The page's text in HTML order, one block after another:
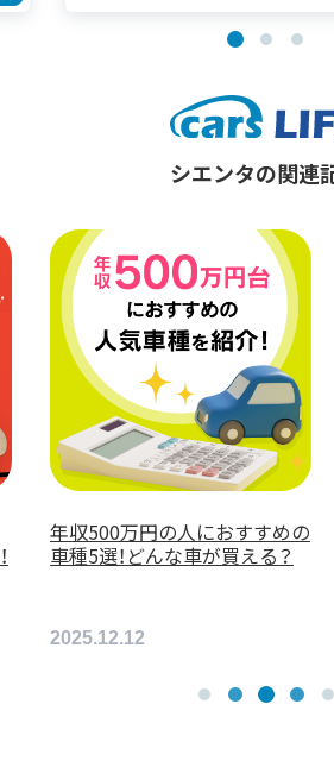
シエンタの関連
万円の人におすすめの
選！どんな車が買える？
車検の
支払い